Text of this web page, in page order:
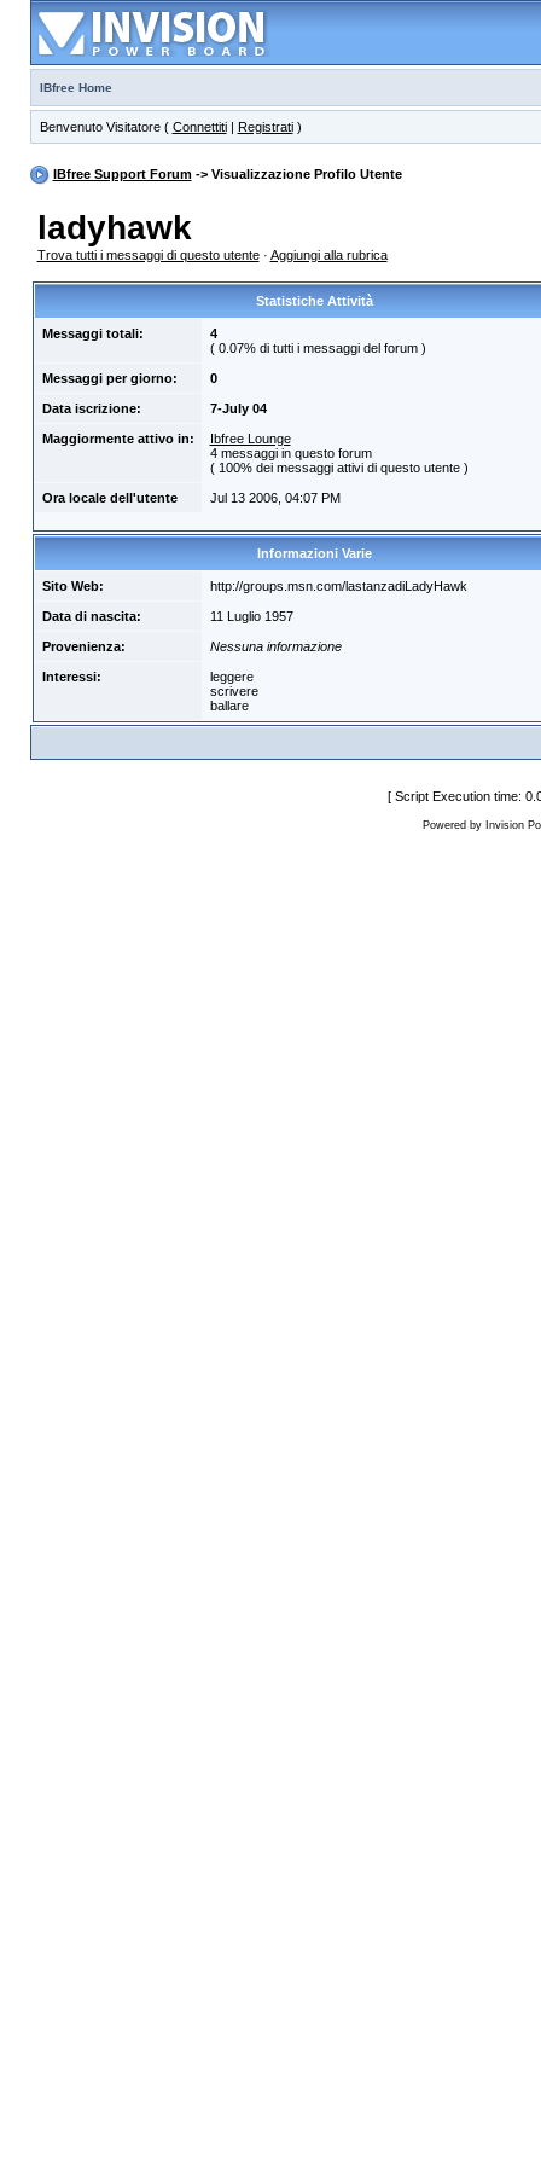
IBfree Home
Benvenuto Visitatore ( Connettiti| Registrati)
IBfree Support Forum-> Visualizzazione Profilo Utente
ladyhawk
Trova tutti i messaggi di questo utente· Aggiungi alla rubrica
Statistiche Attività
Messaggi totali:
4
( 0.07% di tutti i messaggi del forum )
Messaggi per giorno: 0
Data iscrizione: 7-July 04
Maggiormente attivo in:
Ibfree Lounge
4 messaggi in questo forum
( 100% dei messaggi attivi di questo utente )
Ora locale dell'utente Jul 13 2006, 04:07 PM
Informazioni Varie
Sito Web: http://groups.msn.com/lastanzadiLadyHawk
Data di nascita: 11 Luglio 1957
Provenienza: Nessuna informazione
Interessi:
leggere
scrivere
ballare
[ Script Execution time:
Powered by Invision